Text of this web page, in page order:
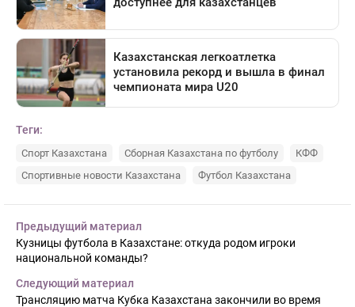
Теги:
Спорт Казахстана Сборная Казахстана по футболу
КФФ
Спортивные новости Казахстана
Футбол Казахстана
Предыдущий материал
Кузницы футбола в Казахстане: откуда родом игроки
национальной команды?
Следующий материал
Трансляцию матча Кубка Казахстана закончили во время